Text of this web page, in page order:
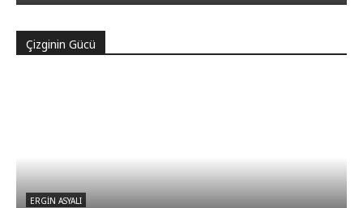
Çizginin Gücü
ERGIN ASYALI